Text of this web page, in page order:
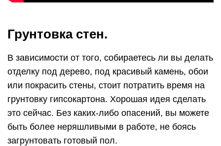
Грунтовка стен.
В зависимости от того, собираетесь ли вы делать
отделку под дерево, под красивый камень, обои
или покрасить стены, стоит потратить время на
грунтовку гипсокартона. Хорошая идея сделать
это сейчас. Без каких-либо опасений, вы можете
быть более неряшливыми в работе, не боясь
загрунтовать готовый пол.